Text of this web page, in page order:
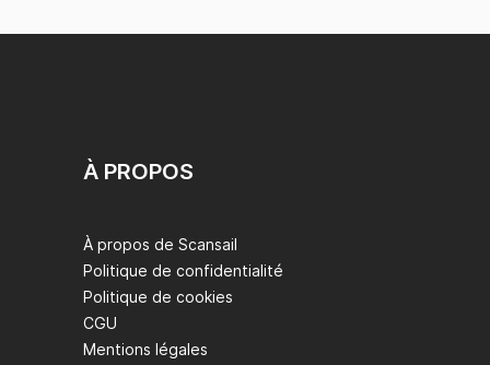
À PROPOS
À propos de Scansail
Politique de confidentialité
Politique de cookies
CGU
Mentions légales